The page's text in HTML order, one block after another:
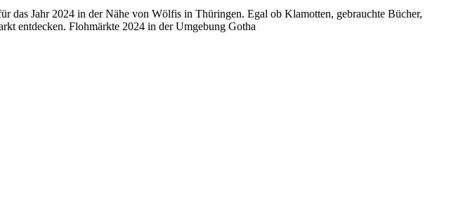
Jahr 2024 in der Nähe von Wölfis in Thüringen. Egal ob Klamotten, gebrauchte Bücher,
entdecken. Flohmärkte 2024 in der Umgebung Gotha